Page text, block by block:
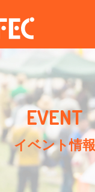
イベント情報